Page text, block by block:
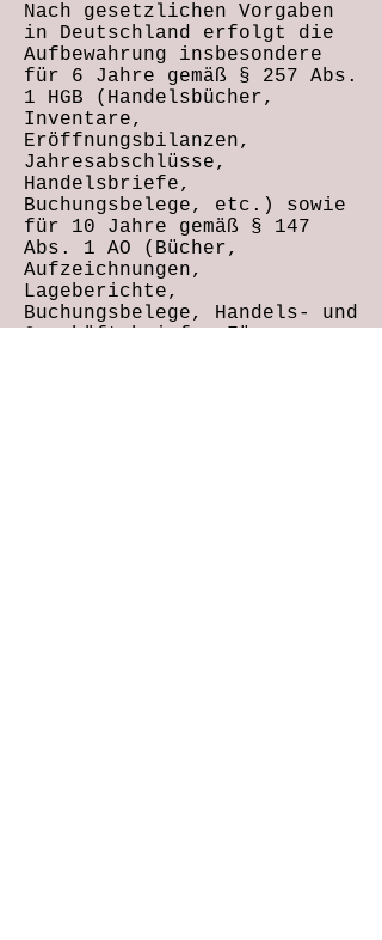
Nach gesetzlichen Vorgaben
in Deutschland erfolgt die
Aufbewahrung insbesondere
für 6 Jahre gemäß § 257 Abs.
1 HGB (Handelsbücher,
Inventare,
Eröffnungsbilanzen,
Jahresabschlüsse,
Handelsbriefe,
Buchungsbelege, etc.) sowie
für 10 Jahre gemäß § 147
Abs. 1 AO (Bücher,
Aufzeichnungen,
Lageberichte,
Buchungsbelege, Handels- und
Geschäftsbriefe, Für